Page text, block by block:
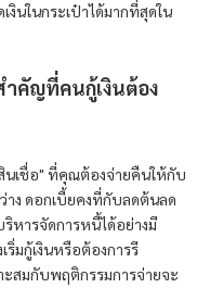
นในกระเป๋าได้มากที่สุดใน
ำคัญที่คนกู้เงินต้อง
นเชื่อ" ที่คุณต้องจ่ายคืนให้กับ
าง ดอกเบี้ยคงที่กับลดต้นลด
หารจัดการหนี้ได้อย่างมี
มกู้เงินหรือต้องการรี
สมกับพฤติกรรมการจ่ายจะ